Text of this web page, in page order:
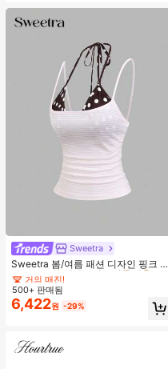
Sweetra
Sweetra 봄/여름 패션 디자인 핑크 스
트라이프 브라운 폴카 도트 스파게티
스트랩 2 In 1 스위트 걸리시 비치 로
맨틱 휴가 스타일 여성용 캐미 탱크 탑
#4 TOP 3위
에서 쁘띠 스타일 여성 상의, 블라우스 & 티
거의 매진!
#4 TOP 3위
에서 쁘띠 스타일 여성 상의, 블라우스 & 티
거의 매진!
#4 TOP 3위
에서 쁘띠 스타일 여성 상의, 블라우스 & 티
거의 매진!
#4 TOP 3위
거의 매진!
500+ 판매됨
6,422원 -29%